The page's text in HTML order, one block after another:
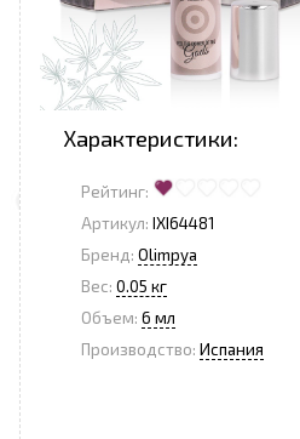
Характеристики:
Рейтинг:
Артикул: IXI64481
Бренд: Olimpya
Вес: 0.05 кг
Объем: 6 мл
Производство: Испания